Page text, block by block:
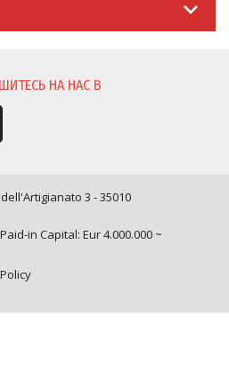
НА НАС В
3 - 35010
in Capital: Eur 4.000.000 ~